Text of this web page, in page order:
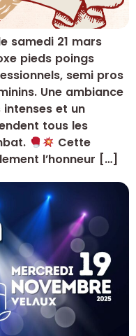
samedi 21 mars
pieds poings
semi pros
Une ambiance
et un
tous les
Cette
l’honneur […]